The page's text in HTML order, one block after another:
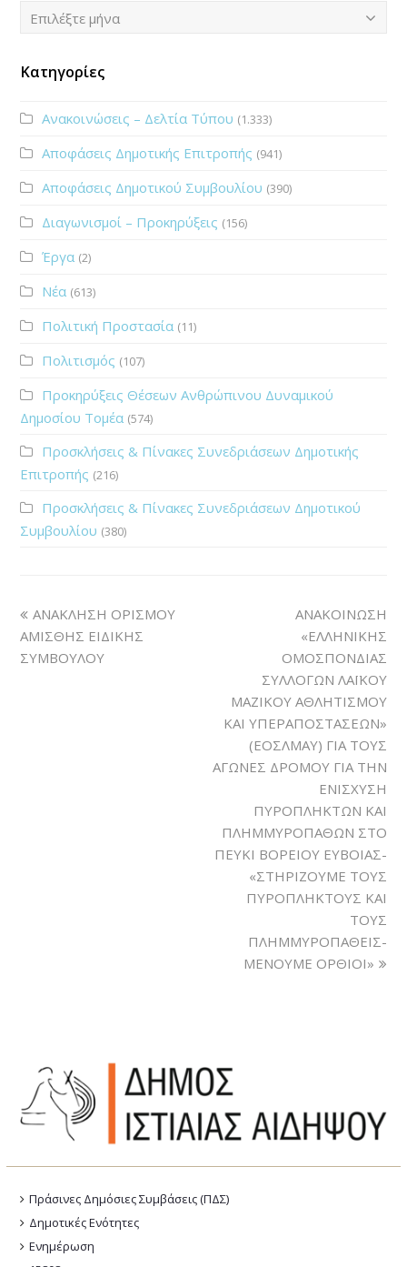
Ιστορικό
Επιλέξτε μήνα
Κατηγορίες
Ανακοινώσεις – Δελτία Τύπου (1.333)
Αποφάσεις Δημοτικής Επιτροπής (941)
Αποφάσεις Δημοτικού Συμβουλίου (390)
Διαγωνισμοί – Προκηρύξεις (156)
Έργα (2)
Νέα (613)
Πολιτική Προστασία (11)
Πολιτισμός (107)
Προκηρύξεις Θέσεων Ανθρώπινου Δυναμικού
Δημοσίου Τομέα (574)
Προσκλήσεις & Πίνακες Συνεδριάσεων Δημοτικής
Επιτροπής (216)
Προσκλήσεις & Πίνακες Συνεδριάσεων Δημοτικού
Συμβουλίου (380)
ΑΝΑΚΛΗΣΗ ΟΡΙΣΜΟΥ
ΑΜΙΣΘΗΣ ΕΙΔΙΚΗΣ
ΣΥΜΒΟΥΛΟΥ
ΑΝΑΚΟΙΝΩΣΗ
«ΕΛΛΗΝΙΚΗΣ
ΟΜΟΣΠΟΝΔΙΑΣ
ΣΥΛΛΟΓΩΝ ΛΑΪΚΟΥ
ΜΑΖΙΚΟΥ ΑΘΛΗΤΙΣΜΟΥ
ΚΑΙ ΥΠΕΡΑΠΟΣΤΑΣΕΩΝ»
(ΕΟΣΛΜΑΥ) ΓΙΑ ΤΟΥΣ
ΑΓΩΝΕΣ ΔΡΟΜΟΥ ΓΙΑ ΤΗΝ
ΕΝΙΣΧΥΣΗ
ΠΥΡΟΠΛΗΚΤΩΝ ΚΑΙ
ΠΛΗΜΜΥΡΟΠΑΘΩΝ ΣΤΟ
ΠΕΥΚΙ ΒΟΡΕΙΟΥ ΕΥΒΟΙΑΣ-
«ΣΤΗΡΙΖΟΥΜΕ ΤΟΥΣ
ΠΥΡΟΠΛΗΚΤΟΥΣ ΚΑΙ
ΤΟΥΣ
ΠΛΗΜΜΥΡΟΠΑΘΕΙΣ-
ΜΕΝΟΥΜΕ ΟΡΘΙΟΙ»
Πράσινες Δημόσιες Συμβάσεις (ΠΔΣ)
Δημοτικές Ενότητες
Ενημέρωση